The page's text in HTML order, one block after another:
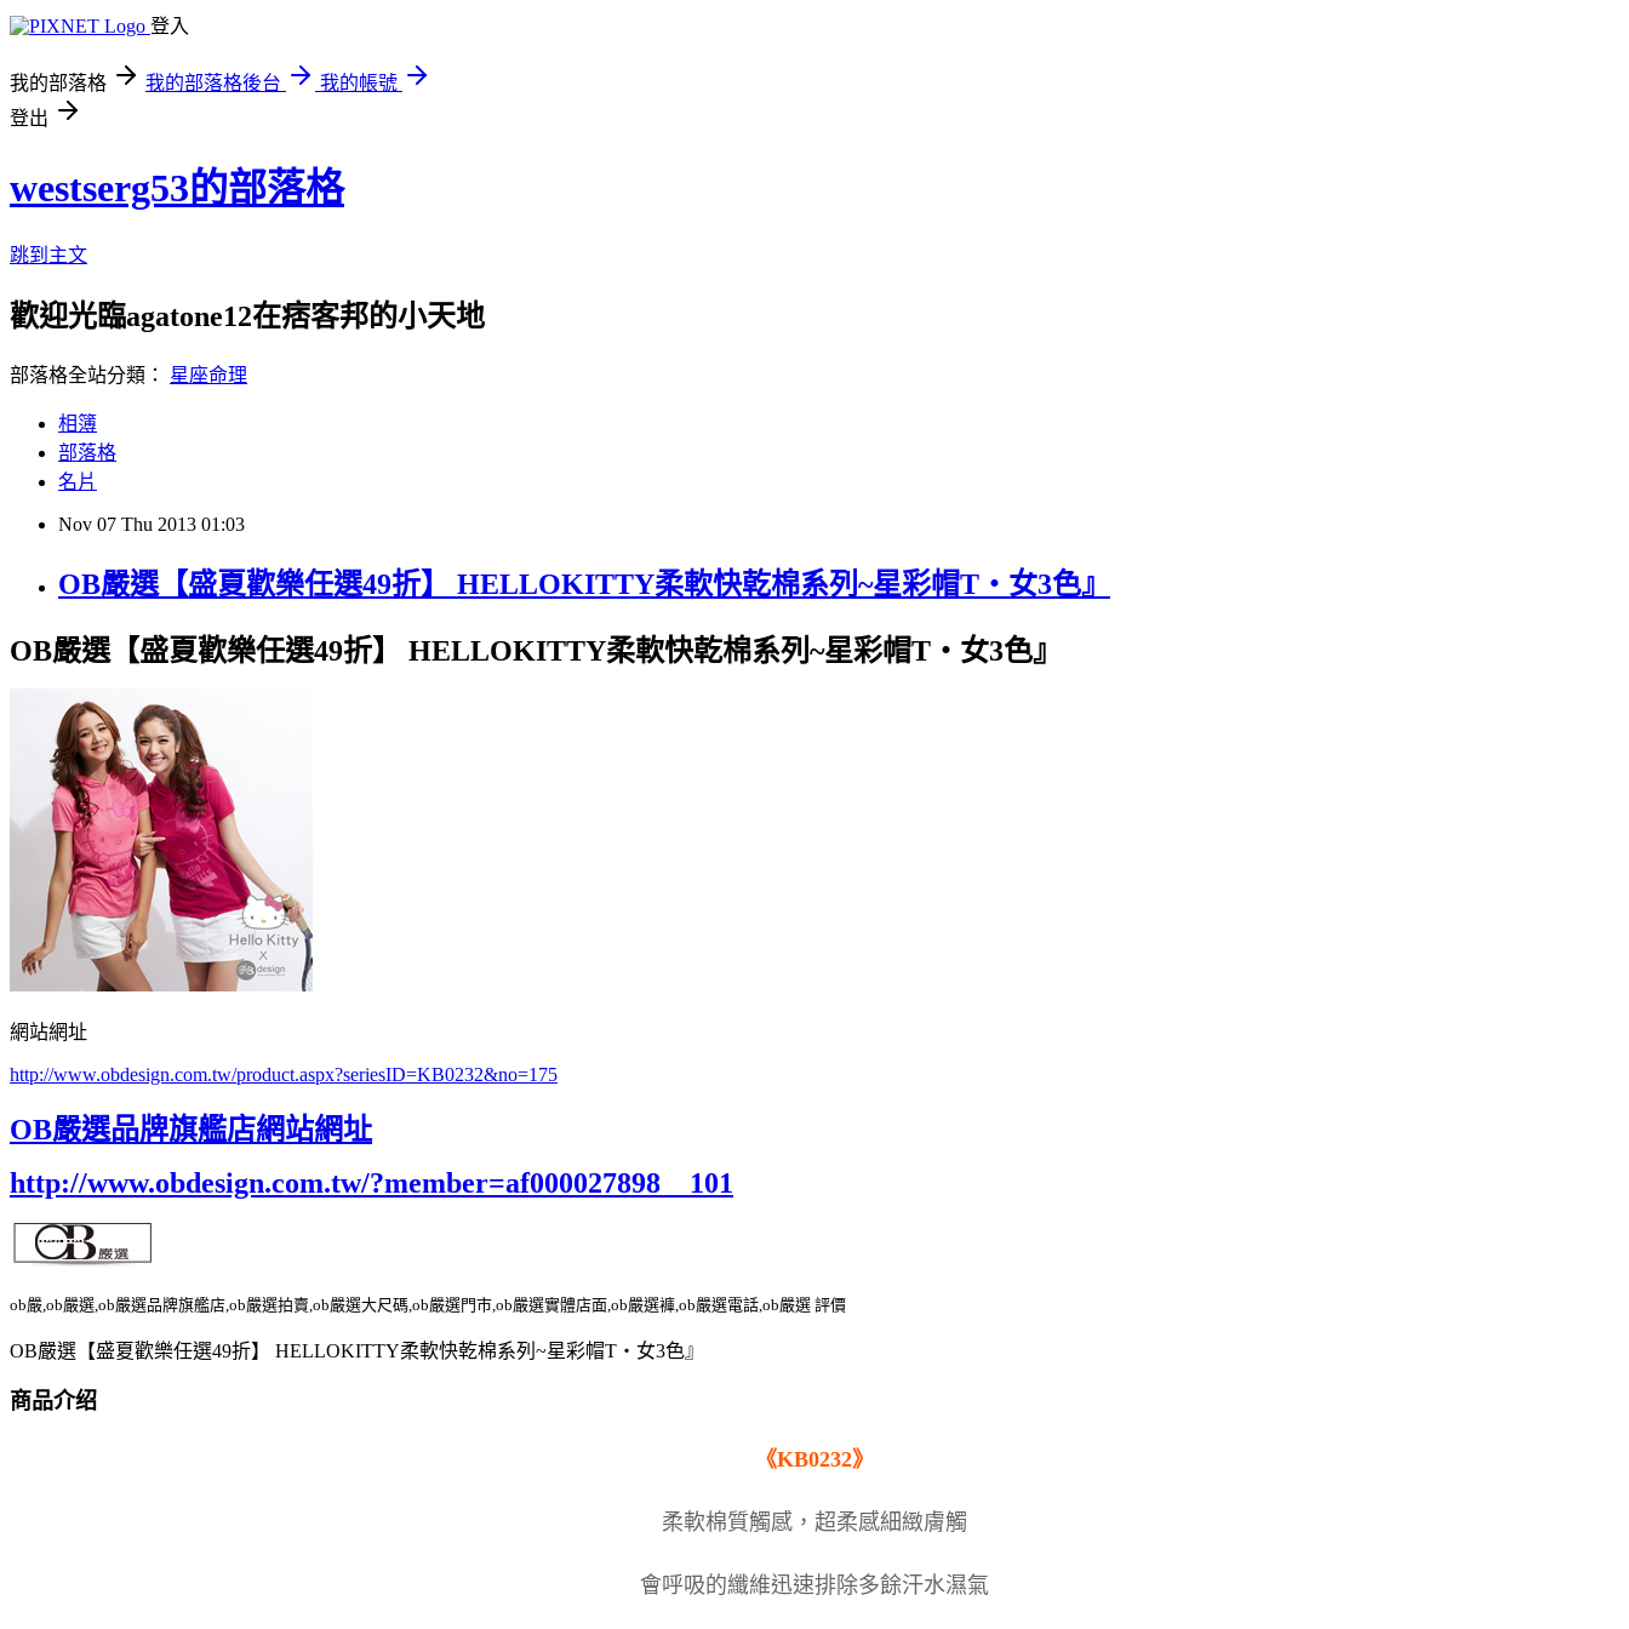
登入
我的部落格 我的部落格後台
我的帳號
登出
westserg53的部落格
跳到主文
歡迎光臨agatone12在痞客邦的小天地
部落格全站分類： 星座命理
相簿
部落格
名片
Nov 07 Thu 2013 01:03
OB嚴選【盛夏歡樂任選49折】 HELLOKITTY柔軟快乾棉系列~星彩帽T‧女3色』
OB嚴選【盛夏歡樂任選49折】 HELLOKITTY柔軟快乾棉系列~星彩帽T‧女3色』
網站網址
http://www.obdesign.com.tw/product.aspx?seriesID=KB0232&no=175
OB嚴選品牌旗艦店網站網址
http://www.obdesign.com.tw/?member=af000027898__101
ob嚴,ob嚴選,ob嚴選品牌旗艦店,ob嚴選拍賣,ob嚴選大尺碼,ob嚴選門市,ob嚴選實體店面,ob嚴選褲,ob嚴選電話,ob嚴選 評價
OB嚴選【盛夏歡樂任選49折】 HELLOKITTY柔軟快乾棉系列~星彩帽T‧女3色』
商品介绍
《KB0232》
柔軟棉質觸感，超柔感細緻膚觸
會呼吸的纖維迅速排除多餘汗水濕氣